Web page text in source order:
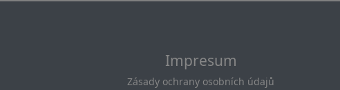
Impresum
Zásady ochrany osobních údajů